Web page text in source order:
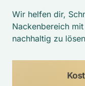
Wir helfen dir,
Nackenbereich
nachhaltig zu